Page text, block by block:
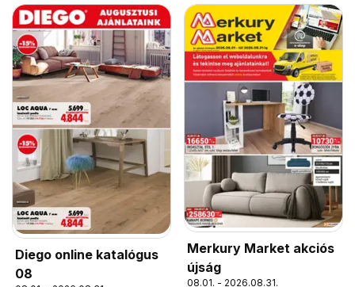
Diego online katalógus
08
Merkury Market akciós
újság
08.01. - 2026.08.31.